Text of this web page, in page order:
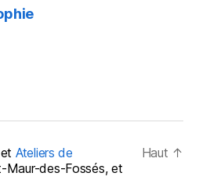
et Ateliers de
Maur-des-Fossés, et
Haut ↑